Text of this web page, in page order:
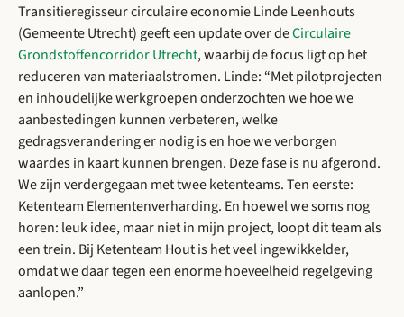
Transitieregisseur circulaire economie Linde Leenhouts
(Gemeente Utrecht) geeft een update over deCirculaire
Grondstoffencorridor Utrecht, waarbij de focus ligt op het
reduceren van materiaalstromen. Linde: “Met pilotprojecten
en inhoudelijke werkgroepen onderzochten we hoe we
aanbestedingen kunnen verbeteren, welke
gedragsverandering er nodig is en hoe we verborgen
waardes in kaart kunnen brengen. Deze fase is nu afgerond.
We zijn verdergegaan met twee ketenteams. Ten eerste:
Ketenteam Elementenverharding. En hoewel we soms nog
horen: leuk idee, maar niet in mijn project, loopt dit team als
een trein. Bij Ketenteam Hout is het veel ingewikkelder,
omdat we daar tegen een enorme hoeveelheid regelgeving
aanlopen.”